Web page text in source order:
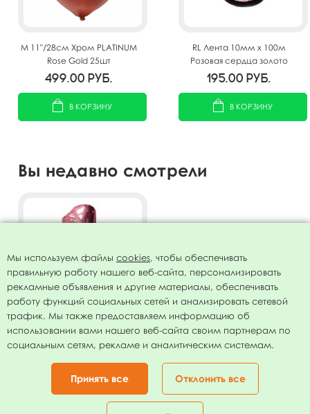
M 11"/28см Хром PLATINUM
Rose Gold 25шт
499.00 руб.
В КОРЗИНУ
RL Лента 10мм x 100м
Розовая сердца золото
(Москва) А124
195.00 руб.
В КОРЗИНУ
Вы недавно смотрели
Фигура Цифра 1 Rose Gold
40"/102см
79.00руб.
Мы используем файлы cookies, чтобы обеспечивать
правильную работу нашего веб-сайта, персонализировать
рекламные объявления и другие материалы, обеспечивать
работу функций социальных сетей и анализировать сетевой
трафик. Мы также предоставляем информацию об
использовании вами нашего веб-сайта своим партнерам по
социальным сетям, рекламе и аналитическим системам.
Принять все Отклонить все